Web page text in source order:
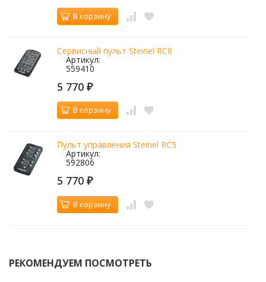
В корзину
Сервисный пульт Steinel RC8
Артикул:
559410
5 770 ₽
В корзину
Пульт управления Steinel RC5
Артикул:
592806
5 770 ₽
В корзину
РЕКОМЕНДУЕМ ПОСМОТРЕТЬ